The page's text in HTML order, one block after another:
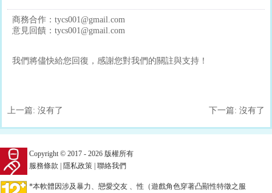
商務合作：tycs001@gmail.com
意見回饋：tycs001@gmail.com
我們將儘快給您回復，感謝您對我們的關註與支持！
上一篇: 沒有了 下一篇: 沒有了
Copyright © 2017 - 2026 版權所有
服務條款
隱私政策 聯絡我們
*本軟體因涉及暴力、戀愛交友 、性（遊戲角色穿著凸顯性特徵之服